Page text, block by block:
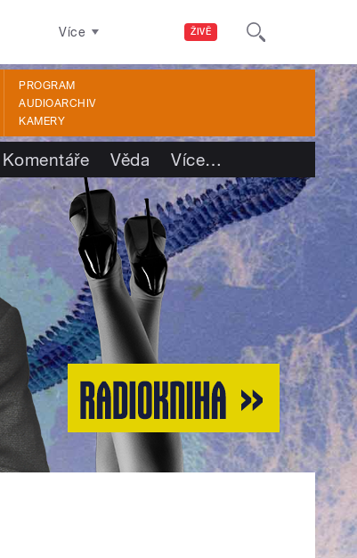
ŽIVĚ
Více
PROGRAM
AUDIOARCHIV
KAMERY
Komentáře Věda Více…